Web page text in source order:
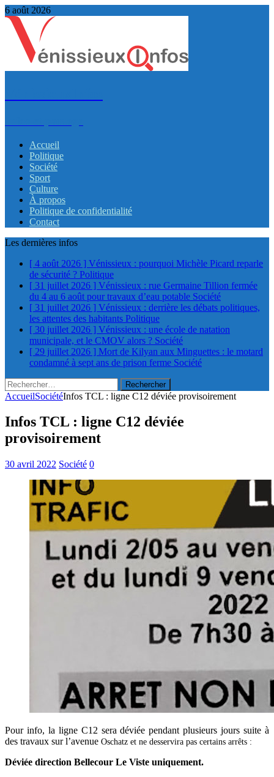
6 août 2026
Accueil
Politique
Société
Sport
Culture
À propos
Politique de confidentialité
Contact
Les dernières infos
[ 4 août 2026 ] Vénissieux : pourquoi Michèle Picard reparle
de sécurité ? Politique
[ 31 juillet 2026 ] Vénissieux : rue Germaine Tillion fermée
du 4 au 6 août pour travaux d’eau potable Société
[ 31 juillet 2026 ] Vénissieux : derrière les débats politiques,
les attentes des habitants Politique
[ 30 juillet 2026 ] Vénissieux : une école de natation
municipale, et le CMOV alors ? Société
[ 29 juillet 2026 ] Mort de Kilyan aux Minguettes : le motard
condamné à sept ans de prison ferme Société
Rechercher :
AccueilSociétéInfos TCL : ligne C12 déviée provisoirement
Infos TCL : ligne C12 déviée
provisoirement
30 avril 2022 Société 0
Pour info, la ligne C12 sera déviée pendant plusieurs jours suite à
des travaux sur l’avenue Oschatz et ne desservira pas certains arrêts :
Déviée direction Bellecour Le Viste uniquement.